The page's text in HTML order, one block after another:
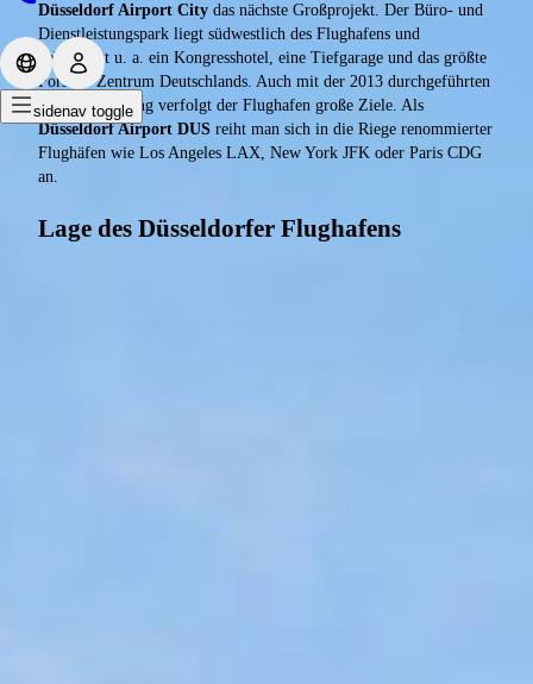
sidenav toggle
Düsseldorf Airport City das nächste Großprojekt. Der Büro- und
Dienstleistungspark liegt südwestlich des Flughafens und
beherbergt u. a. ein Kongresshotel, eine Tiefgarage und das größte
Porsche-Zentrum Deutschlands. Auch mit der 2013 durchgeführten
Namensänderung verfolgt der Flughafen große Ziele. Als
Düsseldorf Airport DUS reiht man sich in die Riege renommierter
Flughäfen wie Los Angeles LAX, New York JFK oder Paris CDG
an.
Lage des Düsseldorfer Flughafens